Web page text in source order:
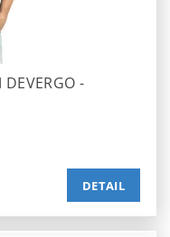
DEVERGO -
DETAIL